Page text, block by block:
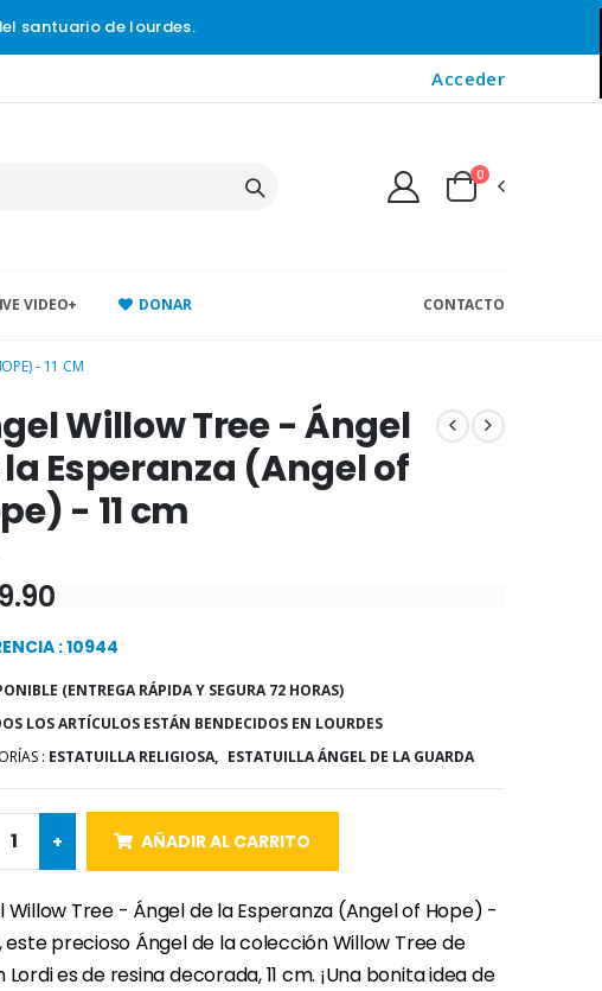
santuario de lourdes.
Acceder
0
VIDEO+ DONAR CONTACTO
- 11 CM
Willow Tree - Ángel
Esperanza (Angel of
- 11 cm
: 10944
(ENTREGA RÁPIDA Y SEGURA 72 HORAS)
LOS ARTÍCULOS ESTÁN BENDECIDOS EN LOURDES
: ESTATUILLA RELIGIOSA, ESTATUILLA ÁNGEL DE LA GUARDA
+ AÑADIR AL CARRITO
Willow Tree - Ángel de la Esperanza (Angel of Hope) -
este precioso Ángel de la colección Willow Tree de
Lordi es de resina decorada, 11 cm. ¡Una bonita idea de